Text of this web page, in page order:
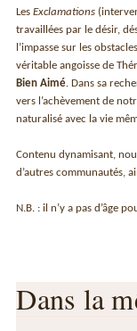
LesExclamations
travaillées par le désir,
l’impasse sur les
véritable angoisse de
Bien Aimé. Dans sa
vers l’achèvement de
naturalisé avec la vie
Contenu dynamisant,
d’autres communautés,
N.B. : il n’y a pas d’âge
Dans la